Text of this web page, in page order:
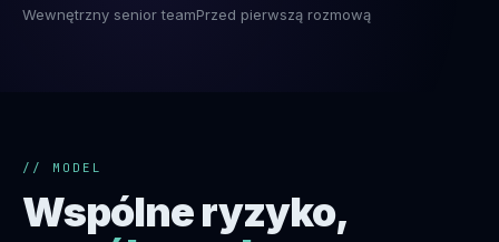
Wewnętrzny senior teamPrzed pierwszą rozmową
// MODEL
Wspólne ryzyko,